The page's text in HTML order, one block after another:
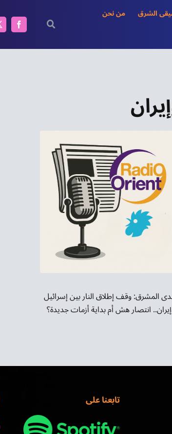
الشرق
من نحن
المشرق: وقف إطلاق النار بين إسرائيل
انتصار هش أم بداية أزمات جديدة؟
تابعنا على